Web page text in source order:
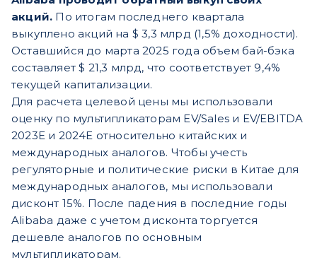
акций. По итогам последнего квартала
выкуплено акций на $ 3,3 млрд (1,5% доходности).
Оставшийся до марта 2025 года объем бай-бэка
составляет $ 21,3 млрд, что соответствует 9,4%
текущей капитализации.
Для расчета целевой цены мы использовали
оценку по мультипликаторам EV/Sales и EV/EBITDA
2023Е и 2024E относительно китайских и
международных аналогов. Чтобы учесть
регуляторные и политические риски в Китае для
международных аналогов, мы использовали
дисконт 15%. После падения в последние годы
Alibaba даже с учетом дисконта торгуется
дешевле аналогов по основным
мультипликаторам.